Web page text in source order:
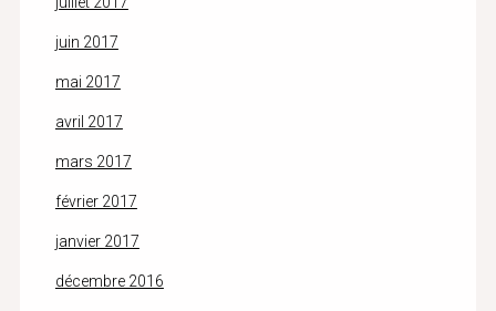
juin 2017
mai 2017
avril 2017
mars 2017
février 2017
janvier 2017
décembre 2016